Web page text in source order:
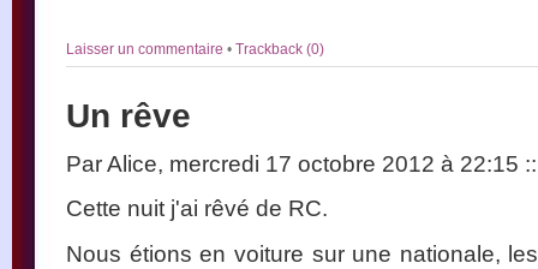
Laisser un commentaire • Trackback (0)
Un rêve
Par Alice, mercredi 17 octobre 2012 à 22:15 ::
Cette nuit j'ai rêvé de RC.
Nous étions en voiture sur une nationale,